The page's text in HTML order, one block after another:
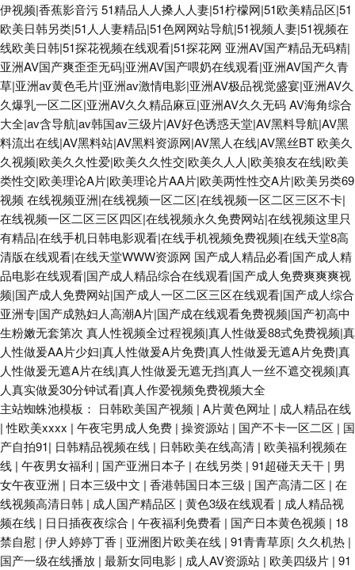
伊视频|香蕉影音污51精品人人搡人人妻|51柠檬网|51欧美精品区|51
欧美日韩另类|51人人妻精品|51色网网站导航|51视频人妻|51视频在
线欧美日韩|51探花视频在线观看|51探花网 亚洲AV国产精品无码精|
亚洲AV国产爽歪歪无码|亚洲AV国产喂奶在线观看|亚洲AV国产久青
草|亚洲av黄色毛片|亚洲av激情电影|亚洲AV极品视觉盛宴|亚洲AV久
久爆乳一区二区|亚洲AV久久精品麻豆|亚洲AV久久无码AV海角综合
大全|av含导航|av韩国av三级片|AV好色诱惑天堂|AV黑料导航|AV黑
料流出在线|AV黑料站|AV黑料资源网|AV黑人在线|AV黑丝BT 欧美久
久视频|欧美久久性爱|欧美久久性交|欧美久人人|欧美狼友在线|欧美
类性交|欧美理论A片|欧美理论片AA片|欧美两性性交A片|欧美另类69
视频 在线视频亚洲|在线视频一区二区|在线视频一区二区三区不卡|
在线视频一区二区三区四区|在线视频永久免费网站|在线视频这里只
有精品|在线手机日韩电影观看|在线手机视频免费视频|在线天堂8高
清版在线观看|在线天堂WWW资源网 国产成人精品必看|国产成人精
品电影在线观看|国产成人精品综合在线观看|国产成人免费爽爽爽视
频|国产成人免费网站|国产成人一区二区三区在线观看|国产成人综合
亚洲专|国产成熟妇人高潮A片|国产成在线观看免费视频|国产初高中
生粉嫩无套第次 真人性视频全过程视频|真人性做爰88式免费视频|真
人性做爰AA片少妇|真人性做爰A片免费|真人性做爰无遮A片免费|真
人性做爰无遮A片在线|真人性做爰无遮无挡|真人一丝不遮交视频|真
人真实做爰30分钟试看|真人作爱视频免费视频大全
主站蜘蛛池模板： 日韩欧美国产视频 | A片黄色网址 | 成人精品在线
|性欧美xxxx | 午夜宅男成人免费 | 操资源站 | 国产不卡一区二区 | 国
产自拍91| 日韩精品视频在线 | 日韩欧美在线高清 | 欧美福利视频在
线 | 午夜男女福利 | 国产亚洲日本子 | 在线另类 | 91超碰天天干 | 男
女午夜亚洲 | 日本三级中文 | 香港韩国日本三级 | 国产高清二区 | 在
线视频高清日韩 | 成人国产精品区 | 黄色3级在线观看 | 成人精品视
频在线 | 日日插夜夜综合 | 午夜福利免费看 | 国产日本黄色视频 | 18
禁自慰 | 伊人婷婷丁香 | 亚洲图片欧美在线 | 91青青草原| 久久机热 |
国产一级在线播放 | 最新女同电影 | 成人AV资源站 | 欧美四级片 | 91